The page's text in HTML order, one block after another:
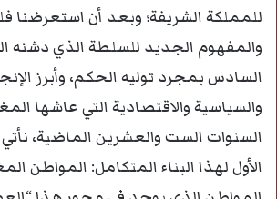
للمملكة الشريفة؛ وبعد أن استعرضنا
والمفهوم الجديد للسلطة الذي
السادس بمجرد توليه الحكم، وأبرز
والسياسية والاقتصادية التي عاشها
السنوات الست والعشرين الماضية،
الأول لهذا البناء المتكامل: المواطن